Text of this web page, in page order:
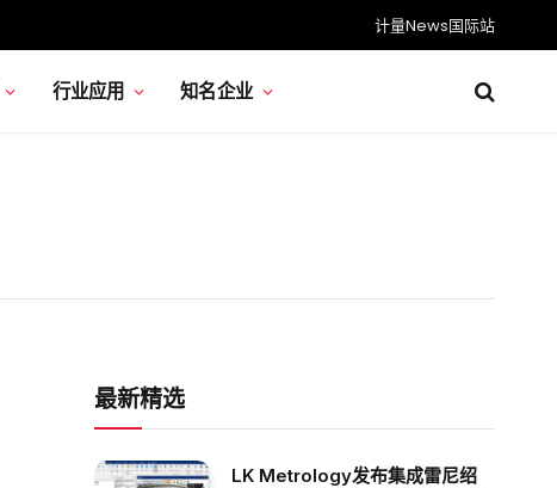
计量News国际站
行业应用 知名企业
最新精选
LK Metrology发布集成雷尼绍